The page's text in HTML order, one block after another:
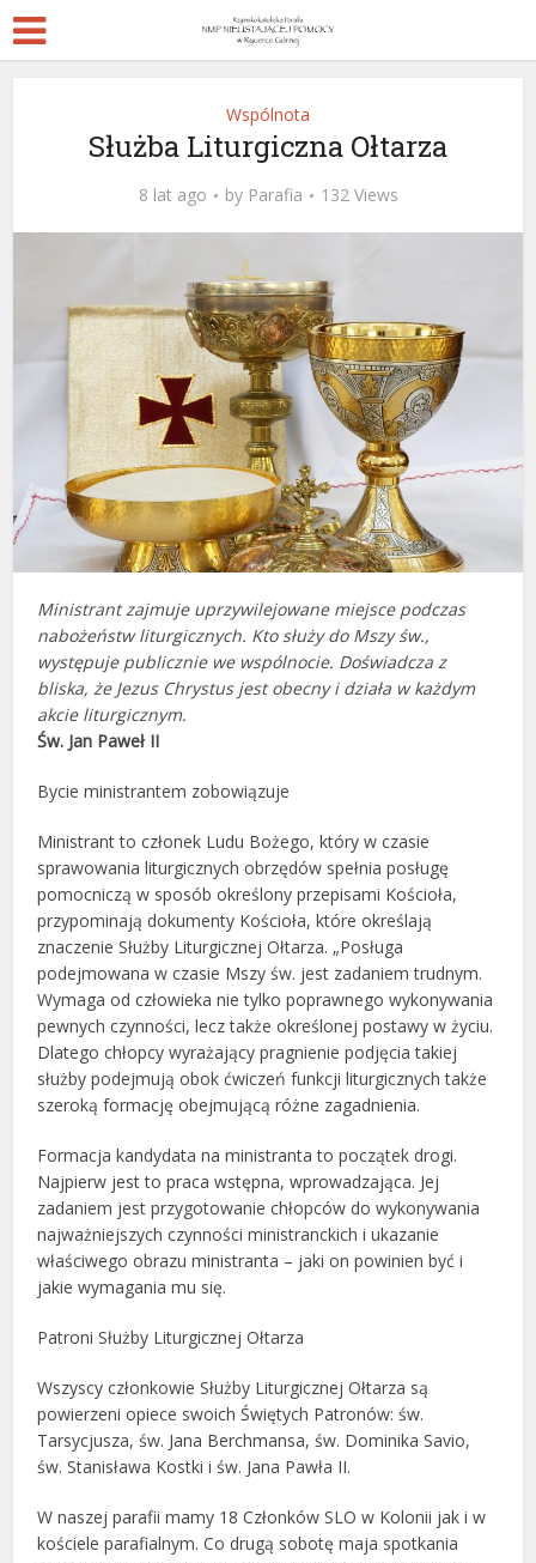
Wspólnota
Służba Liturgiczna Ołtarza
8 lat ago by Parafia 132 Views
Ministrant zajmuje uprzywilejowane miejsce podczas
nabożeństw liturgicznych. Kto służy do Mszy św.,
występuje publicznie we wspólnocie. Doświadcza z
bliska, że Jezus Chrystus jest obecny i działa w każdym
akcie liturgicznym.
Św. Jan Paweł II
Bycie ministrantem zobowiązuje
Ministrant to członek Ludu Bożego, który w czasie
sprawowania liturgicznych obrzędów spełnia posługę
pomocniczą w sposób określony przepisami Kościoła,
przypominają dokumenty Kościoła, które określają
znaczenie Służby Liturgicznej Ołtarza. „Posługa
podejmowana w czasie Mszy św. jest zadaniem trudnym.
Wymaga od człowieka nie tylko poprawnego wykonywania
pewnych czynności, lecz także określonej postawy w życiu.
Dlatego chłopcy wyrażający pragnienie podjęcia takiej
służby podejmują obok ćwiczeń funkcji liturgicznych także
szeroką formację obejmującą różne zagadnienia.
Formacja kandydata na ministranta to początek drogi.
Najpierw jest to praca wstępna, wprowadzająca. Jej
zadaniem jest przygotowanie chłopców do wykonywania
najważniejszych czynności ministranckich i ukazanie
właściwego obrazu ministranta – jaki on powinien być i
jakie wymagania mu się.
Patroni Służby Liturgicznej Ołtarza
Wszyscy członkowie Służby Liturgicznej Ołtarza są
powierzeni opiece swoich Świętych Patronów: św.
Tarsycjusza, św. Jana Berchmansa, św. Dominika Savio,
św. Stanisława Kostki i św. Jana Pawła II.
W naszej parafii mamy 18 Członków SLO w Kolonii jak i w
kościele parafialnym. Co drugą sobotę maja spotkania